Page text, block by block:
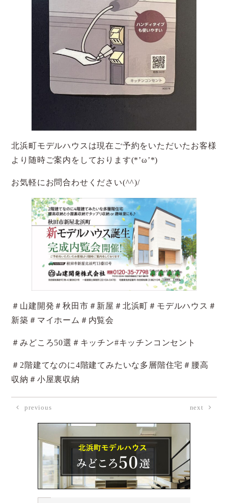
北浜町モデルハウスは現在ご予約をいただいたお客様
より随時ご案内をしております(*’ω’*)
お気軽にお問合わせください(^^)/
＃山建開発＃秋田市＃新屋＃北浜町＃モデルハウス＃
新築＃マイホーム＃内覧会
＃みどころ50選＃キッチン#キッチンコンセント
＃2階建てなのに4階建てみたいな多層階住宅＃腰高
収納＃小屋裏収納
previous next